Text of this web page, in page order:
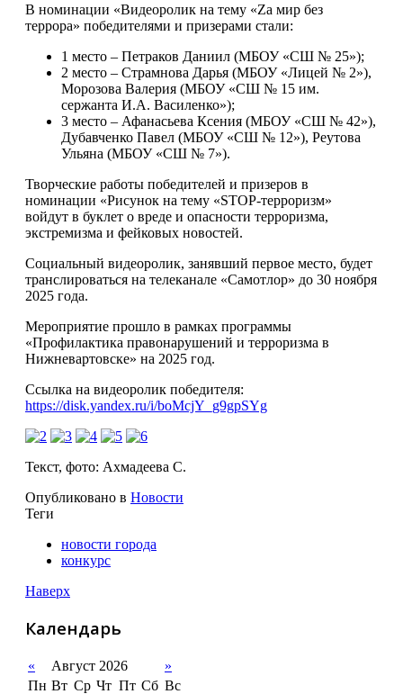
В номинации «Видеоролик на тему «Za мир без
террора» победителями и призерами стали:
1 место – Петраков Даниил (МБОУ «СШ № 25»);
2 место – Страмнова Дарья (МБОУ «Лицей № 2»),
Морозова Валерия (МБОУ «СШ № 15 им.
сержанта И.А. Василенко»);
3 место – Афанасьева Ксения (МБОУ «СШ № 42»),
Дубавченко Павел (МБОУ «СШ № 12»), Реутова
Ульяна (МБОУ «СШ № 7»).
Творческие работы победителей и призеров в
номинации «Рисунок на тему «STOP-терроризм»
войдут в буклет о вреде и опасности терроризма,
экстремизма и фейковых новостей.
Социальный видеоролик, занявший первое место, будет
транслироваться на телеканале «Самотлор» до 30 ноября
2025 года.
Мероприятие прошло в рамках программы
«Профилактика правонарушений и терроризма в
Нижневартовске» на 2025 год.
Ссылка на видеоролик победителя:
https://disk.yandex.ru/i/boMcjY_g9gpSYg
Текст, фото: Ахмадеева С.
Опубликовано в Новости
Теги
новости города
конкурс
Наверх
Календарь
« Август 2026
»
Пн Вт Ср Чт Пт Сб Вс